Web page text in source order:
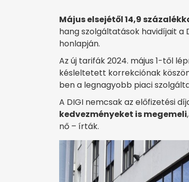
Május elsejétől 14,9
hang szolgáltatások havidíjait a
honlapján.
Az új tarifák 2024. május 1-től
késleltetett korrekciónak
ben a legnagyobb piaci
A DIGI nemcsak az előfizetési
kedvezményeket is megemeli
nő – írták.